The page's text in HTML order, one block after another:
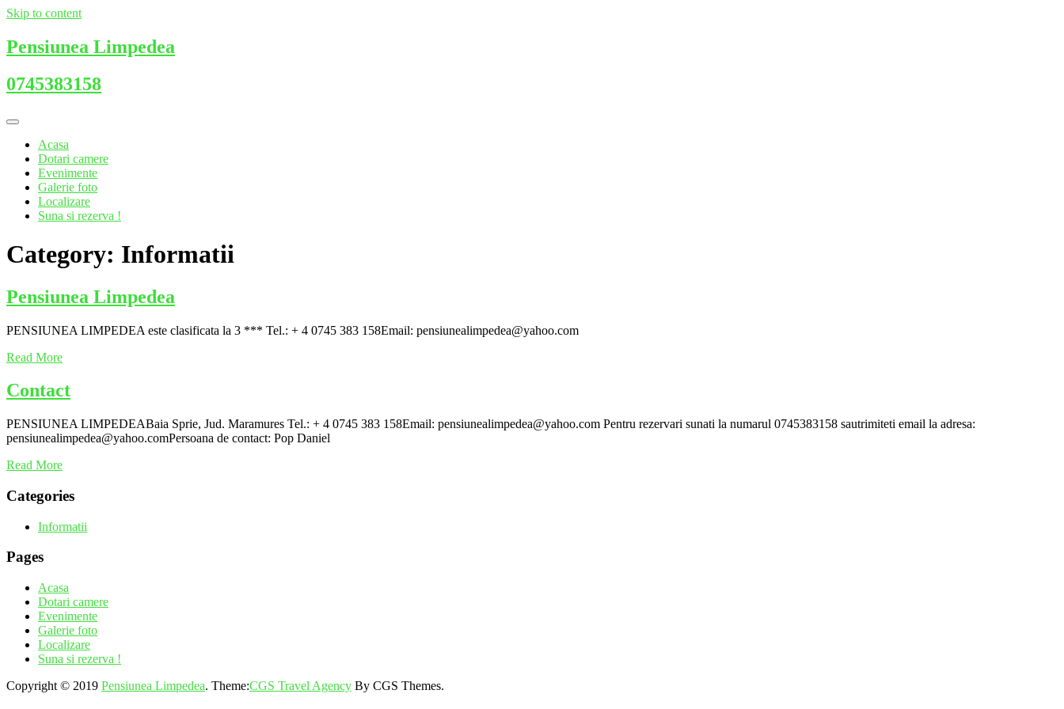
Skip to content
Pensiunea Limpedea
0745383158
Acasa
Dotari camere
Evenimente
Galerie foto
Localizare
Suna si rezerva !
Category: Informatii
Pensiunea Limpedea
PENSIUNEA LIMPEDEA este clasificata la 3 *** Tel.: + 4 0745 383 158Email: pensiunealimpedea@yahoo.com
Read More
Contact
PENSIUNEA LIMPEDEABaia Sprie, Jud. Maramures Tel.: + 4 0745 383 158Email: pensiunealimpedea@yahoo.com Pentru rezervari sunati la numarul 0745383158 sautrimiteti email la adresa:
pensiunealimpedea@yahoo.comPersoana de contact: Pop Daniel
Read More
Categories
Informatii
Pages
Acasa
Dotari camere
Evenimente
Galerie foto
Localizare
Suna si rezerva !
Copyright © 2019 Pensiunea Limpedea. Theme:CGS Travel Agency By CGS Themes.